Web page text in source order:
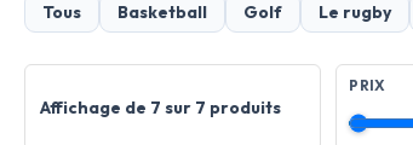
Tous Basketball Golf Le rugby
Affichage de 7 sur 7 produits
PRIX